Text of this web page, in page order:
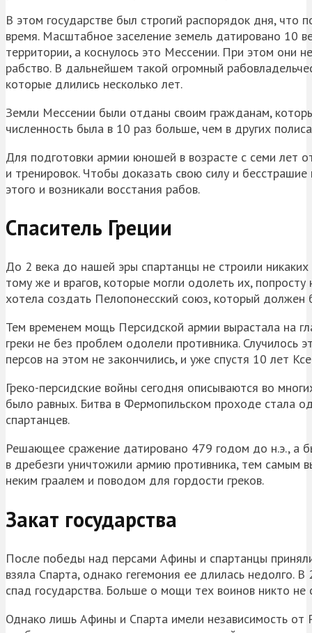
В этом государстве был строгий распорядок дня, что
время. Масштабное заселение земель датировано 10
территории, а коснулось это Мессении. При этом они
рабство. В дальнейшем такой огромный
которые длились несколько лет.
Земли Мессении были отданы своим гражданам,
численность была в 10 раз больше, чем в других
Для подготовки армии юношей в возрасте с семи лет
и тренировок. Чтобы доказать свою силу и
этого и возникали восстания рабов.
Спаситель Греции
До 2 века до нашей эры спартанцы не строили
тому же и врагов, которые могли одолеть их,
хотела создать Пелопонесский союз, который должен
Тем временем мощь Персидской армии вырастала на
греки не без проблем одолели противника. Случилось
персов на этом не закончились, и уже спустя 10 лет
Греко-персидские войны сегодня описываются во
было равных. Битва в Фермопильском проходе стала
спартанцев.
Решающее сражение датировано 479 годом до н.э., а
в дребезги уничтожили армию противника, тем самым
неким граалем и поводом для гордости греков.
Закат государства
После победы над персами Афины и спартанцы
взяла Спарта, однако гегемония ее длилась недолго.
спад государства. Больше о мощи тех воинов никто
Однако лишь Афины и Спарта имели независимость от